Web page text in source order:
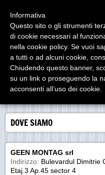
Geen Montag s.r.l.
Vendita e Montaggio Strutture in
DOVE SIAMO
GEEN MONTAG srl
Indirizzo: Bulevardul Dimitrie
Etaj.3 Ap.45 sector 4
Informativa
Questo sito o gli strumenti
di cookie necessari al
nella cookie policy. Se vuoi
a tutti o ad alcuni cookie,
Chiudendo questo banner,
su un link o proseguendo la
acconsenti all’uso dei cookie.